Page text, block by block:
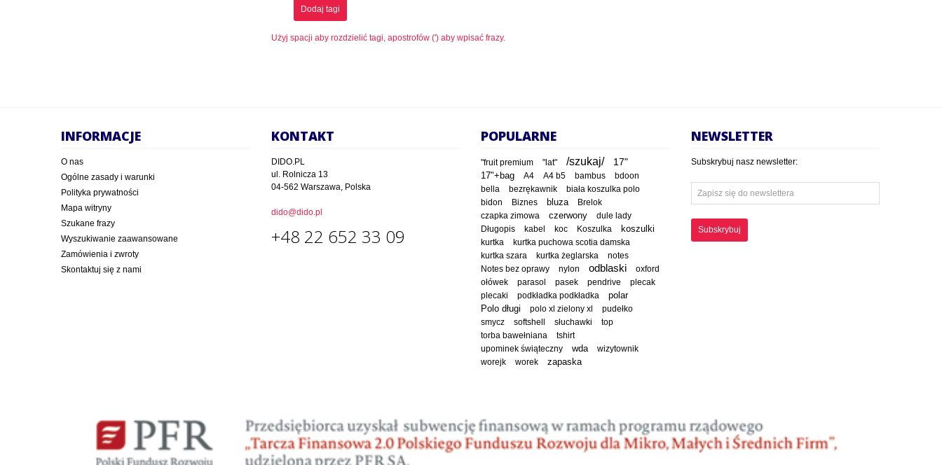
Dodaj tagi
Użyj spacji aby rozdzielić tagi, apostrofów (') aby wpisać frazy.
INFORMACJE
O nas
Ogólne zasady i warunki
Polityka prywatności
Mapa witryny
Szukane frazy
Wyszukiwanie zaawansowane
Zamówienia i zwroty
Skontaktuj się z nami
KONTAKT
DIDO.PL
ul. Rolnicza 13
04-562 Warszawa, Polska
dido@dido.pl
+48 22 652 33 09
POPULARNE
"fruit premium "lat" /szukaj/ 17"
17"+bag A4 A4 b5 bambus bdoon
bella bezrękawnik
biała koszulka polo
bidon
Biznes bluza
Brelok
czapka zimowa
czerwony
dule lady
Długopis
kabel koc Koszulka
koszulki
kurtka
kurtka puchowa scotia damska
kurtka szara
kurtka żeglarska notes
Notes bez oprawy nylon odblaski
oxford
ołówek
parasol pasek pendrive
plecak
plecaki
podkładka podkładka
polar
Polo długi
polo xl zielony xl pudełko
smycz softshell słuchawki
top
torba bawełniana
tshirt
upominek świąteczny
wda
wizytownik
worejk
worek zapaska
NEWSLETTER
Subskrybuj nasz newsletter:
Subskrybuj